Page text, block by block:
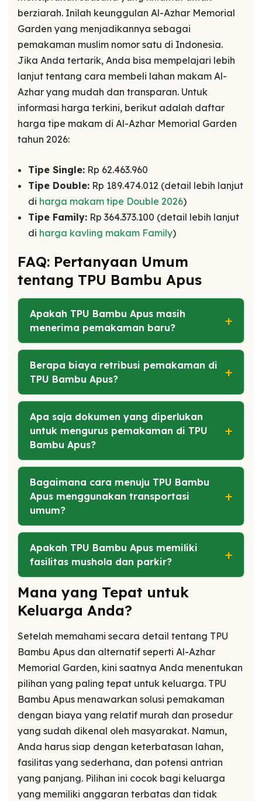
berziarah. Inilah keunggulan Al-Azhar Memorial
Garden yang menjadikannya sebagai
pemakaman muslim nomor satu di Indonesia.
Jika Anda tertarik, Anda bisa mempelajari lebih
lanjut tentang cara membeli lahan makam Al-
Azhar yang mudah dan transparan. Untuk
informasi harga terkini, berikut adalah daftar
harga tipe makam di Al-Azhar Memorial Garden
tahun 2026:
Tipe Single: Rp 62.463.960
Tipe Double: Rp 189.474.012 (detail lebih lanjut
di harga makam tipe Double 2026)
Tipe Family: Rp 364.373.100 (detail lebih lanjut
di harga kavling makam Family)
FAQ: Pertanyaan Umum
tentang TPU Bambu Apus
Apakah TPU Bambu Apus masih
menerima pemakaman baru?
Berapa biaya retribusi pemakaman di
TPU Bambu Apus?
Apa saja dokumen yang diperlukan
untuk mengurus pemakaman di TPU
Bambu Apus?
Bagaimana cara menuju TPU Bambu
Apus menggunakan transportasi
umum?
Apakah TPU Bambu Apus memiliki
fasilitas mushola dan parkir?
Mana yang Tepat untuk
Keluarga Anda?
Setelah memahami secara detail tentang TPU
Bambu Apus dan alternatif seperti Al-Azhar
Memorial Garden, kini saatnya Anda menentukan
pilihan yang paling tepat untuk keluarga. TPU
Bambu Apus menawarkan solusi pemakaman
dengan biaya yang relatif murah dan prosedur
yang sudah dikenal oleh masyarakat. Namun,
Anda harus siap dengan keterbatasan lahan,
fasilitas yang sederhana, dan potensi antrian
yang panjang. Pilihan ini cocok bagi keluarga
yang memiliki anggaran terbatas dan tidak